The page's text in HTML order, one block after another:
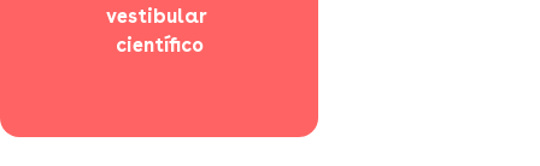
vestibular
científico